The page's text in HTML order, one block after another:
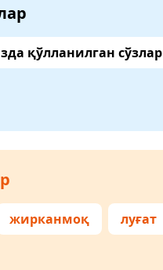
қўлланилган сўзлар
жирканмоқ луғат